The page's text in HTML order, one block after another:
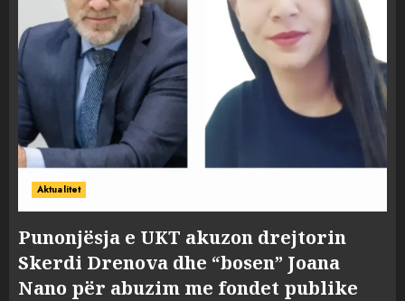
Aktualitet
Punonjësja e UKT akuzon drejtorin
Skerdi Drenova dhe “bosen” Joana
Nano për abuzim me fondet publike